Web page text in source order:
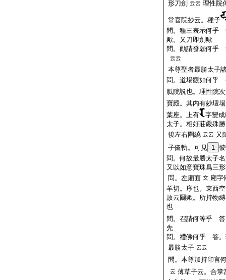
形刀劍 云云 理性院
常喜院抄云。種子
問。種三表示何乎
歟。又刀即劍歟
問。勸請發願何乎
云云
本尊聖者最勝太子
問。道場觀如何乎
胝院説也。理性院
寶殿。其内有妙壇
葉座。上有
字變
太子。相好莊嚴殊
後左右圍繞 云云 又
子儀軌。可見 1
問。何故最勝太子
又以如意寶珠爲三
問。左廂面 文 廂字
羊切。序也。東西
故云爾歟。所持物
也
問。召請何等乎 答
先
問。禮佛何乎 答。
最勝太子 云云
問。本尊加持印言
云 薄草子云。合掌